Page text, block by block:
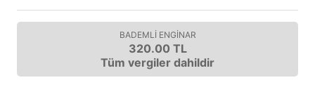
BADEMLİ ENGİNAR
320.00 TL
Tüm vergiler dahildir